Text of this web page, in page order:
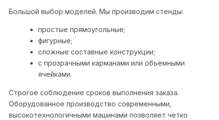
Большой выбор моделей. Мы производим стенды:
простые прямоугольные;
фигурные;
сложные составные конструкции;
с прозрачными карманами или объемными
ячейками.
Строгое соблюдение сроков выполнения заказа.
Оборудованное производство современными,
высокотехнологичными машинами позволяет четко